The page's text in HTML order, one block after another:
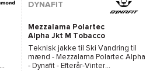
DYNAFIT
Mezzalama Polartec
Alpha Jkt M Tobacco
Teknisk jakke til Ski Vandring til
mænd - Mezzalama Polartec Alpha
- Dynafit - Efterår-Vinter